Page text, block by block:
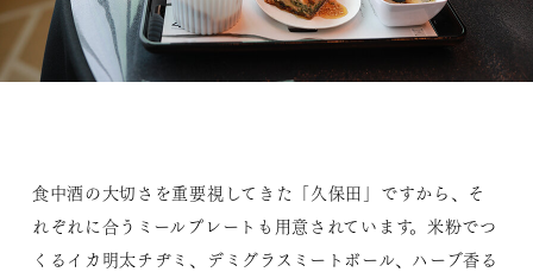
食中酒の大切さを重要視してきた「久保田」ですから、そ
れぞれに合うミールプレートも用意されています。米粉でつ
くるイカ明太チヂミ、デミグラスミートボール、ハーブ香る